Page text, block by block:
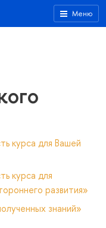
Меню
курса для Вашей
курса для
развития»
знаний»